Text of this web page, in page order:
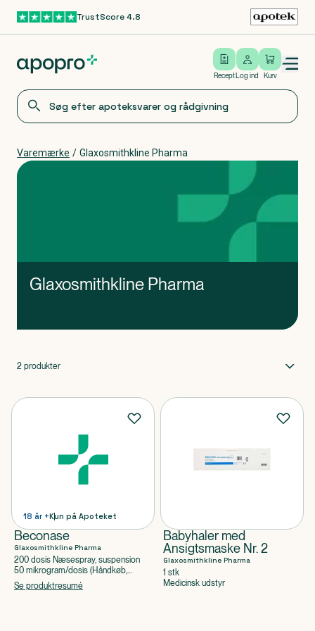
Gå til hovedindholdTrustScore 4.8
Recept
Log ind
Log ind Kurv
Open/close menu
Varemærke / Glaxosmithkline Pharma
Glaxosmithkline Pharma
2 produkter
18 år +Kun på Apoteket
Beconase
Glaxosmithkline Pharma
200 dosis Næsespray, suspension
50 mikrogram/dosis (Håndkøb,
apoteksforbeholdt),
Se produktresumé
Babyhaler med
Ansigtsmaske Nr. 2
Glaxosmithkline Pharma
1 stk
Medicinsk udstyr